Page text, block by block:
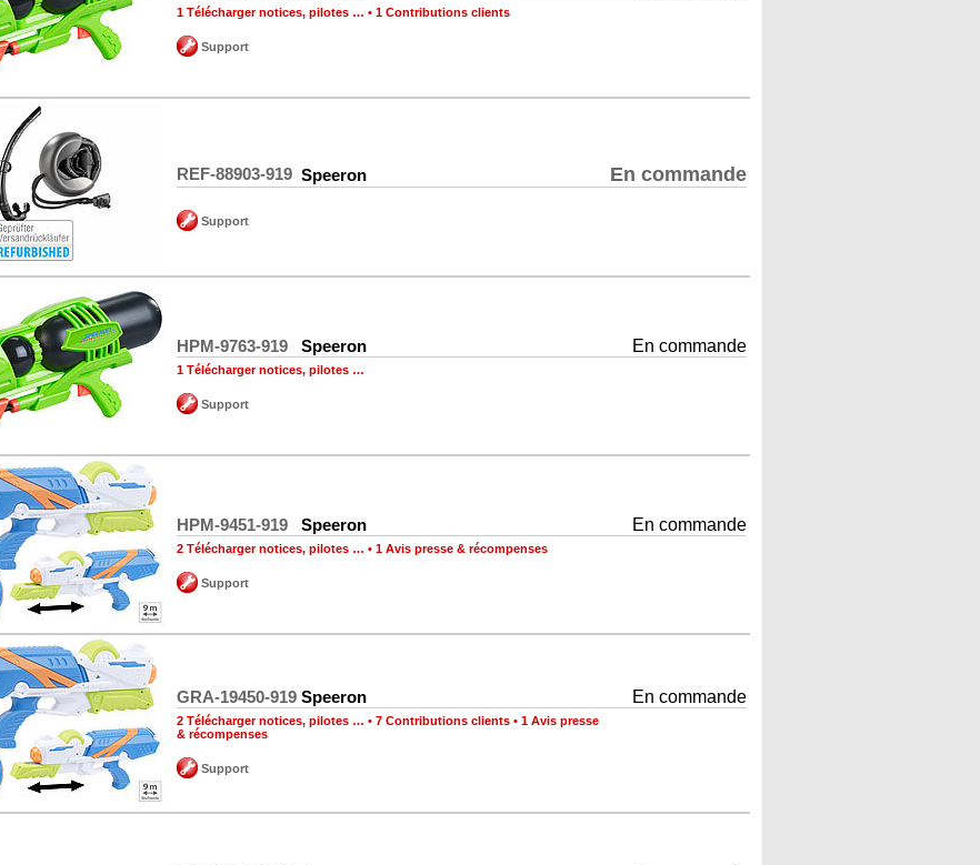
1 Télécharger notices, pilotes … • 1 Contributions clients
Support
REF-88903-919 Speeron En commande
Support
HPM-9763-919 Speeron En commande
1 Télécharger notices, pilotes …
Support
HPM-9451-919 Speeron En commande
2 Télécharger notices, pilotes … • 1 Avis presse & récompenses
Support
GRA-19450-919 Speeron En commande
2 Télécharger notices, pilotes … • 7 Contributions clients • 1 Avis presse
& récompenses
Support